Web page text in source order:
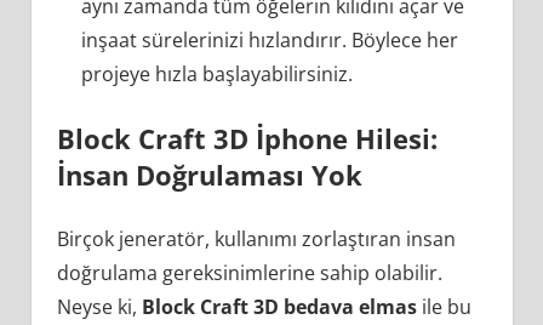
aynı zamanda tüm öğelerin kilidini açar ve
inşaat sürelerinizi hızlandırır. Böylece her
projeye hızla başlayabilirsiniz.
Block Craft 3D İphone Hilesi:
İnsan Doğrulaması Yok
Birçok jeneratör, kullanımı zorlaştıran insan
doğrulama gereksinimlerine sahip olabilir.
Neyse ki, Block Craft 3D bedava elmasile bu